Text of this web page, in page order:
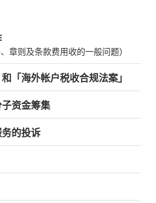
章则及条款费用收的一般问题）
「海外帐户税收合规法案」
资金筹集
的投诉